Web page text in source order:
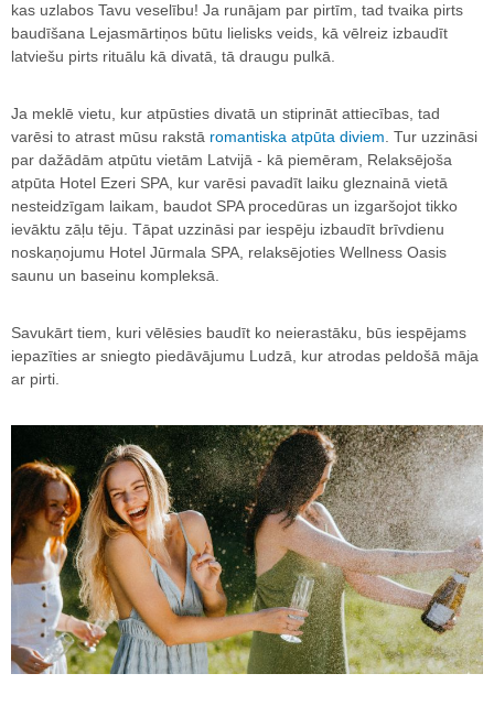
kas uzlabos Tavu veselību! Ja runājam par pirtīm, tad tvaika pirts
baudīšana Lejasmārtiņos būtu lielisks veids, kā vēlreiz izbaudīt
latviešu pirts rituālu kā divatā, tā draugu pulkā.
Ja meklē vietu, kur atpūsties divatā un stiprināt attiecības, tad
varēsi to atrast mūsu rakstā romantiska atpūta diviem. Tur uzzināsi
par dažādām atpūtu vietām Latvijā - kā piemēram, Relaksējoša
atpūta Hotel Ezeri SPA, kur varēsi pavadīt laiku gleznainā vietā
nesteidzīgam laikam, baudot SPA procedūras un izgaršojot tikko
ievāktu zāļu tēju. Tāpat uzzināsi par iespēju izbaudīt brīvdienu
noskaņojumu Hotel Jūrmala SPA, relaksējoties Wellness Oasis
saunu un baseinu kompleksā.
Savukārt tiem, kuri vēlēsies baudīt ko neierastāku, būs iespējams
iepazīties ar sniegto piedāvājumu Ludzā, kur atrodas peldošā māja
ar pirti.